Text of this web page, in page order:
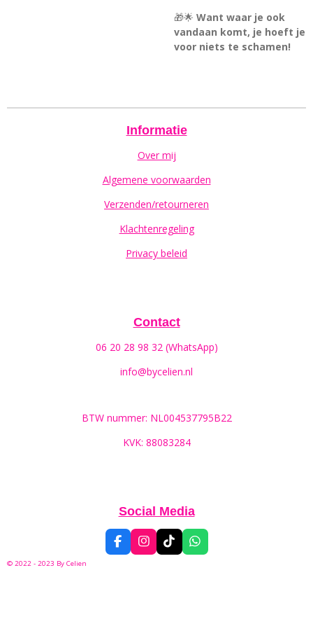
🎁🌟 Want waar je ook
vandaan komt, je hoeft je
voor niets te schamen!
Informatie
Over mij
Algemene voorwaarden
Verzenden/retourneren
Klachtenregeling
Privacy beleid
Contact
06 20 28 98 32 (WhatsApp)
info@bycelien.nl
BTW nummer: NL004537795B22
KVK: 88083284
Social Media
F
a
I
n
T
i
W
h
© 2022 - 2023 By Celien